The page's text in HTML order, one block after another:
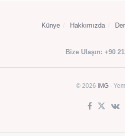
Künye Hakkımızda
Bize Ulaşın: +90
© 2026 IMG -